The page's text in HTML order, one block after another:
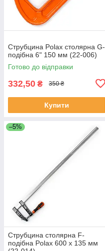
Струбцина Polax столярна G-
подібна 6" 150 мм (22-006)
Готово до відправки
332,50 ₴ 350 ₴
Купити
–5%
Струбцина столярна F-
подібна Polax 600 х 135 мм